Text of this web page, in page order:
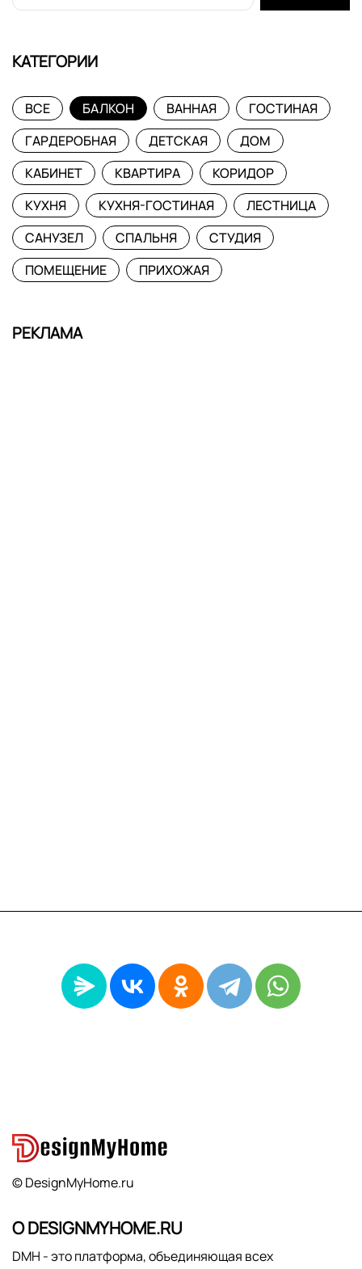
КАТЕГОРИИ
ВСЕ БАЛКОН ВАННАЯ
ГОСТИНАЯ
ГАРДЕРОБНАЯ
ДЕТСКАЯ
ДОМ
КАБИНЕТ
КВАРТИРА
КОРИДОР
КУХНЯ
КУХНЯ-ГОСТИНАЯ
ЛЕСТНИЦА
САНУЗЕЛ
СПАЛЬНЯ
СТУДИЯ
ПОМЕЩЕНИЕ
ПРИХОЖАЯ
РЕКЛАМА
© DesignMyHome.ru
О DESIGNMYHOME.RU
DMH - это платформа, объединяющая всех